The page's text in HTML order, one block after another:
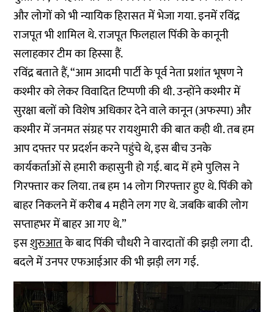
और लोगों को भी न्यायिक हिरासत में भेजा गया. इनमें रविंद्र
राजपूत भी शामिल थे. राजपूत फिलहाल पिंकी के कानूनी
सलाहकार टीम का हिस्सा हैं.
रविंद्र बताते हैं, “आम आदमी पार्टी के पूर्व नेता प्रशांत भूषण ने
कश्मीर को लेकर विवादित टिप्पणी की थी. उन्होंने कश्मीर में
सुरक्षा बलों को विशेष अधिकार देने वाले कानून (अफस्पा) और
कश्मीर में जनमत संग्रह पर रायशुमारी की बात कही थी. तब हम
आप दफ्तर पर प्रदर्शन करने पहुंचे थे, इस बीच उनके
कार्यकर्ताओं से हमारी कहासुनी हो गई. बाद में हमे पुलिस ने
गिरफ्तार कर लिया. तब हम 14 लोग गिरफ्तार हुए थे. पिंकी को
बाहर निकलने में करीब 4 महीने लग गए थे. जबकि बाकी लोग
सप्ताहभर में बाहर आ गए थे.”
इसशुरुआतके बाद पिंकी चौधरी ने वारदातों की झड़ी लगा दी.
बदले में उनपर एफआईआर की भी झड़ी लग गई.